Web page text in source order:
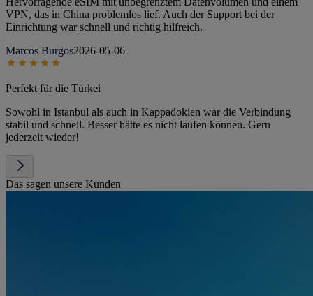
VPN, das in China problemlos lief. Auch der Support bei der
Einrichtung war schnell und richtig hilfreich.
Marcos Burgos2026-05-06
Perfekt für die Türkei
Sowohl in Istanbul als auch in Kappadokien war die Verbindung
stabil und schnell. Besser hätte es nicht laufen können. Gern
jederzeit wieder!
Das sagen unsere Kunden